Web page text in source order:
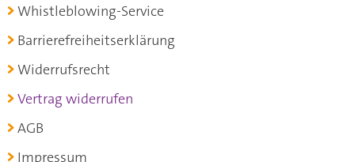
Whistleblowing-Service
Barrierefreiheitserklärung
Widerrufsrecht
Vertrag widerrufen
AGB
Impressum